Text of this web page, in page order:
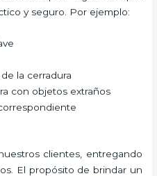
y seguro. Por ejemplo:
la cerradura
con objetos extraños
clientes, entregando
El propósito de brindar un